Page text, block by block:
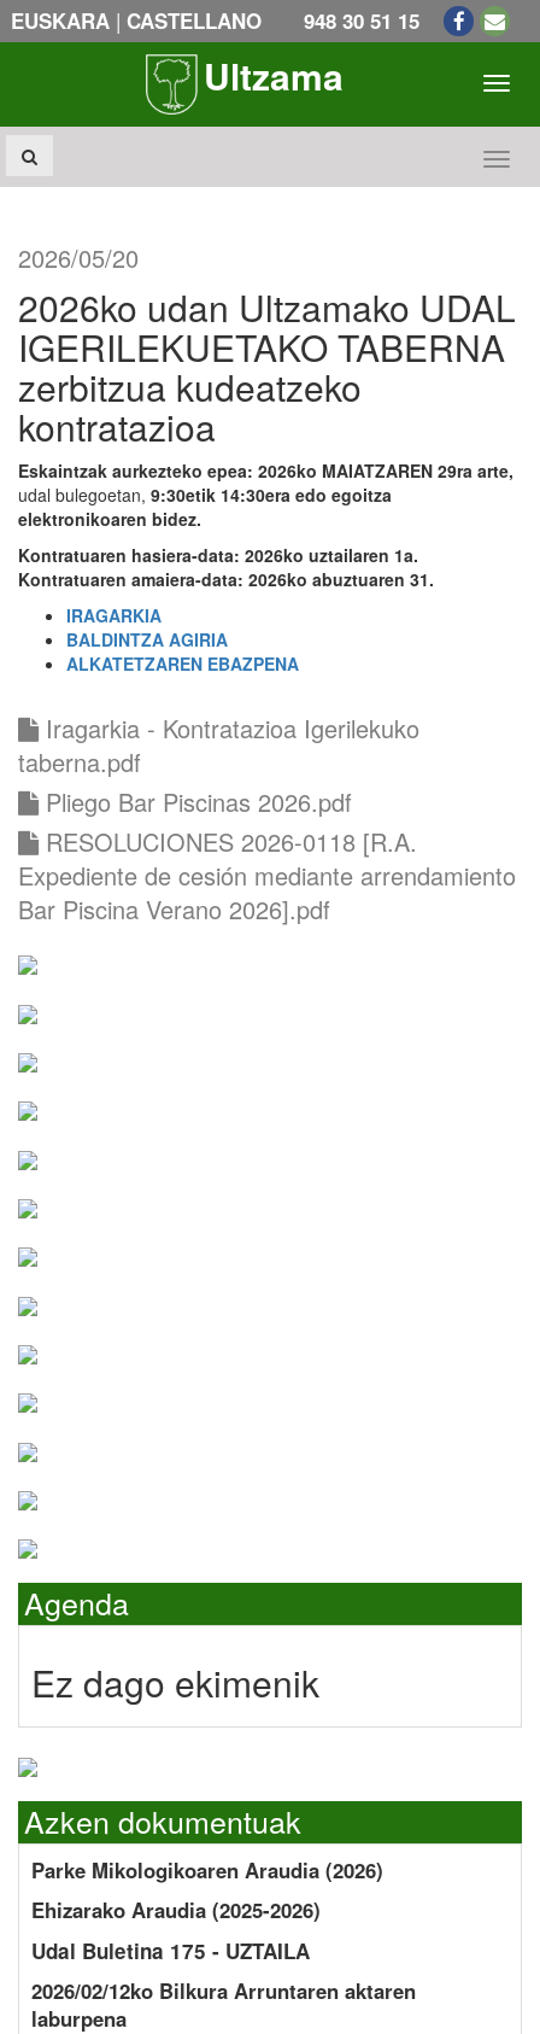
EUSKARA | CASTELLANO 948 30 51 15
Ultzama
2026/05/20
2026ko udan Ultzamako UDAL
IGERILEKUETAKO TABERNA
zerbitzua kudeatzeko
kontratazioa
Eskaintzak aurkezteko epea: 2026ko MAIATZAREN 29ra arte,
udal bulegoetan, 9:30etik 14:30era edo egoitza
elektronikoaren bidez.
Kontratuaren hasiera-data: 2026ko uztailaren 1a.
Kontratuaren amaiera-data: 2026ko abuztuaren 31.
IRAGARKIA
BALDINTZA AGIRIA
ALKATETZAREN EBAZPENA
Iragarkia - Kontratazioa Igerilekuko
taberna.pdf
Pliego Bar Piscinas 2026.pdf
RESOLUCIONES 2026-0118 [R.A.
Expediente de cesión mediante arrendamiento
Bar Piscina Verano 2026].pdf
Agenda
Ez dago ekimenik
Azken dokumentuak
Parke Mikologikoaren Araudia (2026)
Ehizarako Araudia (2025-2026)
Udal Buletina 175 - UZTAILA
2026/02/12ko Bilkura Arruntaren aktaren
laburpena